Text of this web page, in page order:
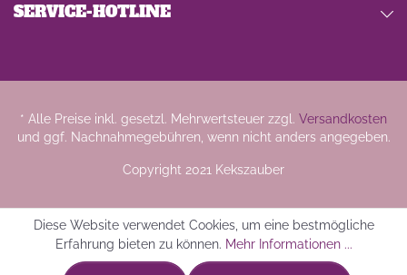
SERVICE-HOTLINE
* Alle Preise inkl. gesetzl. Mehrwertsteuer zzgl. Versandkosten
und ggf. Nachnahmegebühren, wenn nicht anders angegeben.
Copyright 2021 Kekszauber
Diese Website verwendet Cookies, um eine bestmögliche
Erfahrung bieten zu können. Mehr Informationen ...